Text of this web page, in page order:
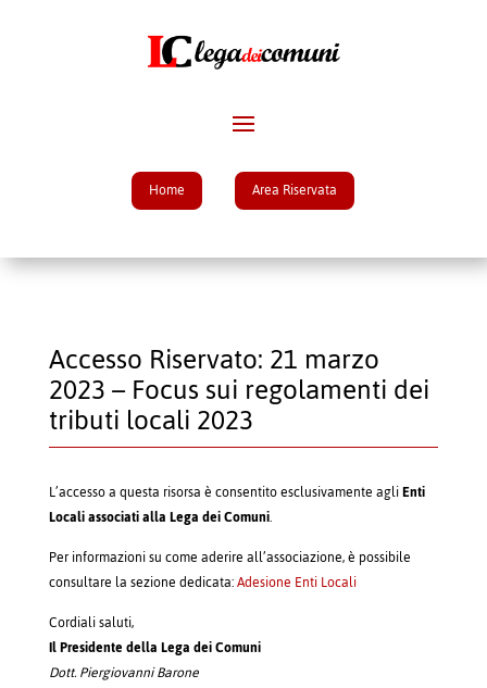
Home Area Riservata
Accesso Riservato: 21 marzo
2023 – Focus sui regolamenti dei
tributi locali 2023
L’accesso a questa risorsa è consentito esclusivamente agliEnti
Locali associati alla Lega dei Comuni.
Per informazioni su come aderire all’associazione, è possibile
consultare la sezione dedicata:Adesione Enti Locali
Cordiali saluti,
Il Presidente della Lega dei Comuni
Dott. Piergiovanni Barone